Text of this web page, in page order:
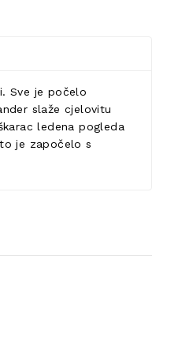
Sve je počelo
slaže cjelovitu
ledena pogleda
je započelo s